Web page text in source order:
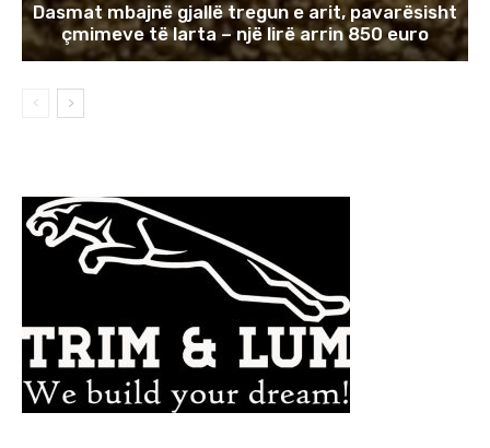
Dasmat mbajnë gjallë tregun e arit, pavarësisht
çmimeve të larta – një lirë arrin 850 euro